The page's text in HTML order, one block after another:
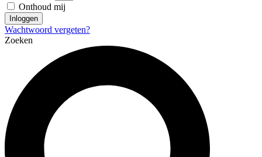
Onthoud mij
Inloggen
Wachtwoord vergeten?
Zoeken